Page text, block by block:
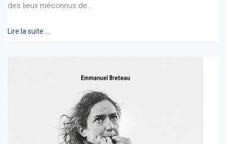
des lieux méconnus de…
Lire la suite …